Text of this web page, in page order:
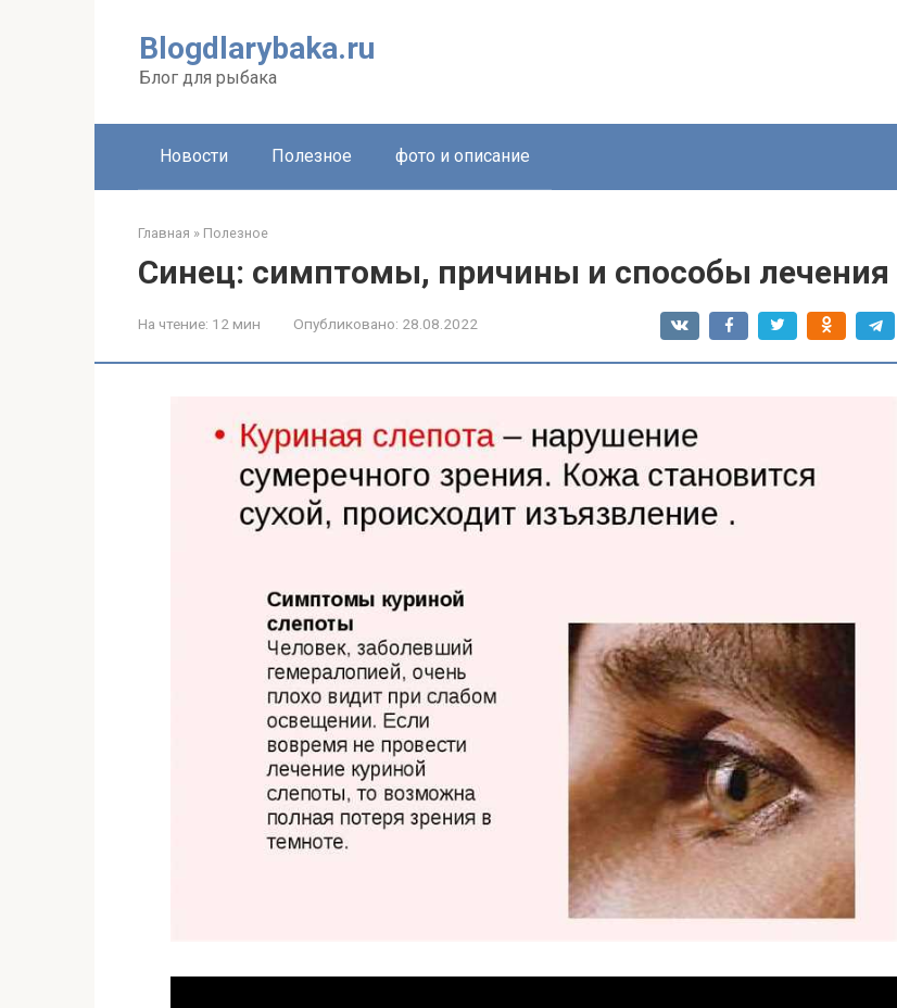
Blogdlarybaka.ru
Блог для рыбака
Новости Полезное фото и описание
Главная » Полезное
Синец: симптомы, причины и способы лечения
На чтение: 12 мин Опубликовано: 28.08.2022